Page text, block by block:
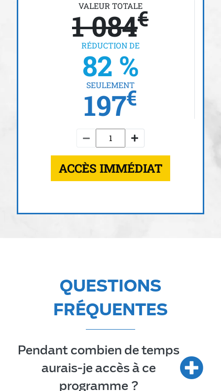
VALEUR TOTALE
1 084€
RÉDUCTION DE
82 %
SEULEMENT
197€
ACCÈS IMMÉDIAT
QUESTIONS
FRÉQUENTES
Pendant combien de temps
aurais-je accès à ce
programme ?